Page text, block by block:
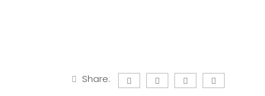
Share: